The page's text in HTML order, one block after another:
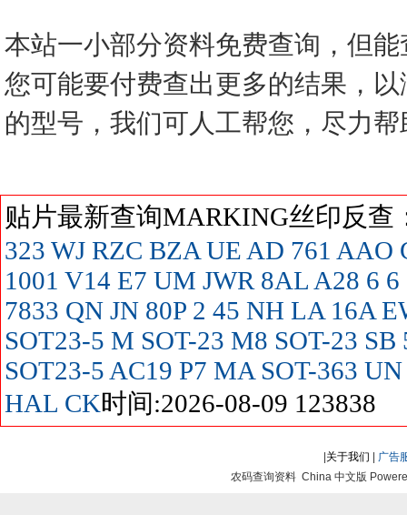
本站一小部分资料免费查询，但
您可能要付费查出更多的结果，
的型号，我们可人工帮您，尽力
贴片最新查询MARKING丝印反
323 WJ RZC BZA UE AD 761 AAO
1001 V14 E7 UM JWR 8AL A28 6 6
7833 QN JN 80P 2 45 NH LA 16A
SOT23-5 M SOT-23 M8 SOT-23 SB
SOT23-5 AC19 P7 MA SOT-363 UN
HAL CK时间:2026-08-09 123838
关于我们
广告
农码查询资料 China 中文版